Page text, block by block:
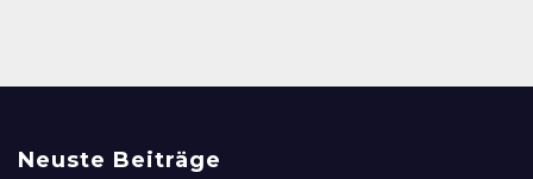
Neuste Beiträge